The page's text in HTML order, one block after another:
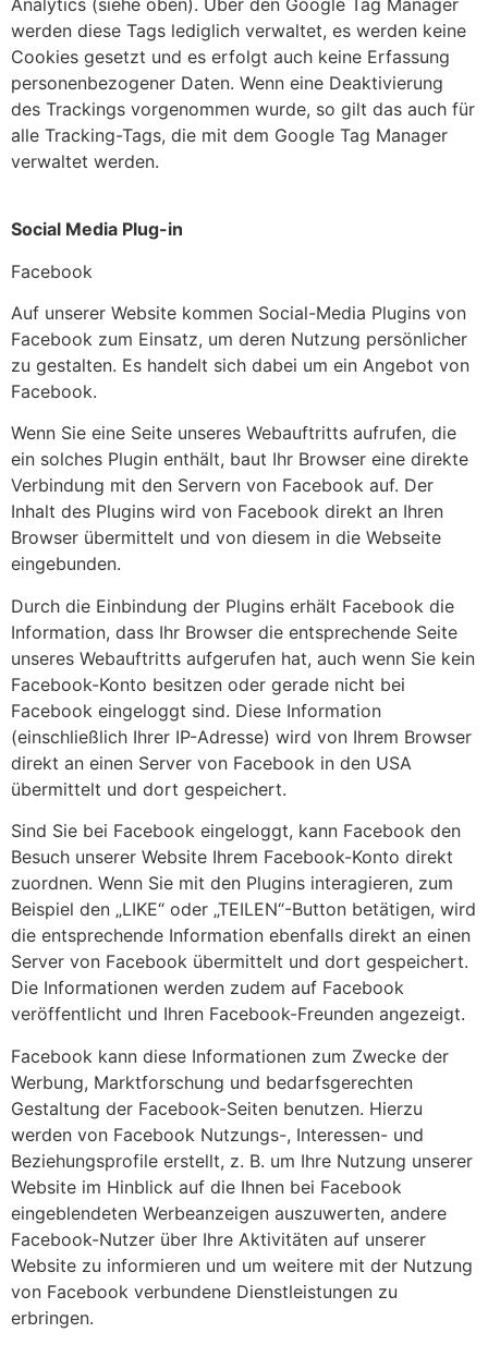
werden diese Tags lediglich verwaltet, es werden keine
Cookies gesetzt und es erfolgt auch keine Erfassung
personenbezogener Daten. Wenn eine Deaktivierung
des Trackings vorgenommen wurde, so gilt das auch für
alle Tracking-Tags, die mit dem Google Tag Manager
verwaltet werden.
Social Media Plug-in
Facebook
Auf unserer Website kommen Social-Media Plugins von
Facebook zum Einsatz, um deren Nutzung persönlicher
zu gestalten. Es handelt sich dabei um ein Angebot von
Facebook.
Wenn Sie eine Seite unseres Webauftritts aufrufen, die
ein solches Plugin enthält, baut Ihr Browser eine direkte
Verbindung mit den Servern von Facebook auf. Der
Inhalt des Plugins wird von Facebook direkt an Ihren
Browser übermittelt und von diesem in die Webseite
eingebunden.
Durch die Einbindung der Plugins erhält Facebook die
Information, dass Ihr Browser die entsprechende Seite
unseres Webauftritts aufgerufen hat, auch wenn Sie kein
Facebook-Konto besitzen oder gerade nicht bei
Facebook eingeloggt sind. Diese Information
(einschließlich Ihrer IP-Adresse) wird von Ihrem Browser
direkt an einen Server von Facebook in den USA
übermittelt und dort gespeichert.
Sind Sie bei Facebook eingeloggt, kann Facebook den
Besuch unserer Website Ihrem Facebook-Konto direkt
zuordnen. Wenn Sie mit den Plugins interagieren, zum
Beispiel den „LIKE“ oder „TEILEN“-Button betätigen, wird
die entsprechende Information ebenfalls direkt an einen
Server von Facebook übermittelt und dort gespeichert.
Die Informationen werden zudem auf Facebook
veröffentlicht und Ihren Facebook-Freunden angezeigt.
Facebook kann diese Informationen zum Zwecke der
Werbung, Marktforschung und bedarfsgerechten
Gestaltung der Facebook-Seiten benutzen. Hierzu
werden von Facebook Nutzungs-, Interessen- und
Beziehungsprofile erstellt, z. B. um Ihre Nutzung unserer
Website im Hinblick auf die Ihnen bei Facebook
eingeblendeten Werbeanzeigen auszuwerten, andere
Facebook-Nutzer über Ihre Aktivitäten auf unserer
Website zu informieren und um weitere mit der Nutzung
von Facebook verbundene Dienstleistungen zu
erbringen.